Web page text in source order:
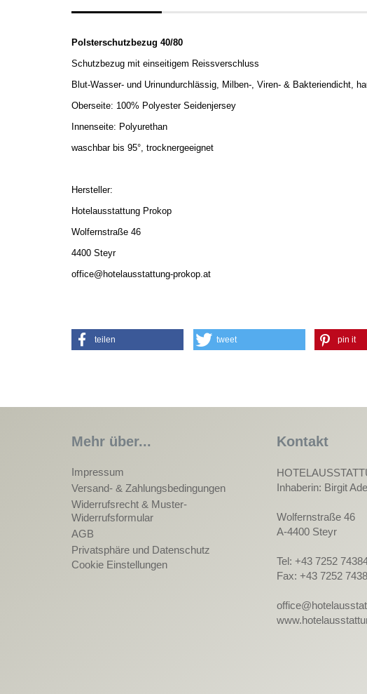
Polsterschutzbezug 40/80
Schutzbezug mit einseitigem Reissverschluss
Blut-Wasser- und Urinundurchlässig, Milben-, Viren- & Bakteriendicht,
Oberseite: 100% Polyester Seidenjersey
Innenseite: Polyurethan
waschbar bis 95°, trocknergeeignet
Hersteller:
Hotelausstattung Prokop
Wolfernstraße 46
4400 Steyr
office@hotelausstattung-prokop.at
teilen tweet pin it
Mehr über...
Impressum
Versand- & Zahlungsbedingungen
Widerrufsrecht & Muster-
Widerrufsformular
AGB
Privatsphäre und Datenschutz
Cookie Einstellungen
Kontakt
Inhaberin: Birgit
Wolfernstraße 46
A-4400 Steyr
Tel: +43 7252
Fax: +43 7252